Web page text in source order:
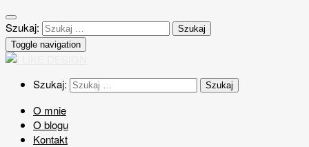
Szukaj:
Toggle navigation
Szukaj:
O mnie
O blogu
Kontakt